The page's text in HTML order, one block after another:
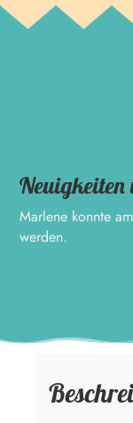
Neuigkeiten
Marlene konnte
werden.